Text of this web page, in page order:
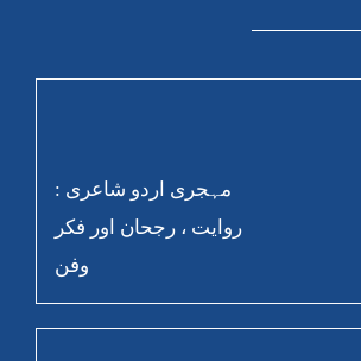
مہجری اردو شاعری :
روایت ، رجحان اور فکر
وفن